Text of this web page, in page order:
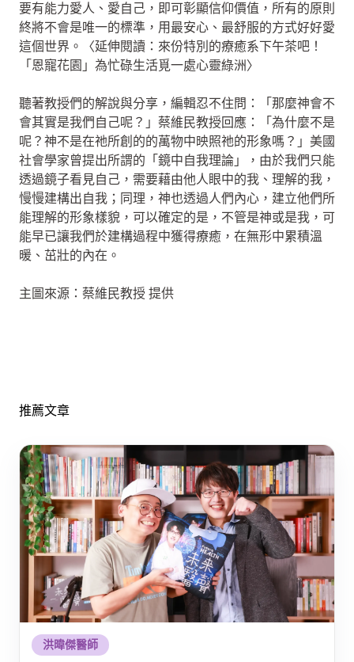
要有能力愛人、愛自己，即可彰顯信仰價值，所有的原則
終將不會是唯一的標準，用最安心、最舒服的方式好好愛
這個世界。〈延伸閱讀：來份特別的療癒系下午茶吧！
「恩寵花園」為忙碌生活覓一處心靈綠洲〉
聽著教授們的解說與分享，編輯忍不住問：「那麼神會不
會其實是我們自己呢？」蔡維民教授回應：「為什麼不是
呢？神不是在祂所創的的萬物中映照祂的形象嗎？」美國
社會學家曾提出所謂的「鏡中自我理論」，由於我們只能
透過鏡子看見自己，需要藉由他人眼中的我、理解的我，
慢慢建構出自我；同理，神也透過人們內心，建立他們所
能理解的形象樣貌，可以確定的是，不管是神或是我，可
能早已讓我們於建構過程中獲得療癒，在無形中累積溫
暖、茁壯的內在。
主圖來源：蔡維民教授 提供
推薦文章
洪暐傑醫師